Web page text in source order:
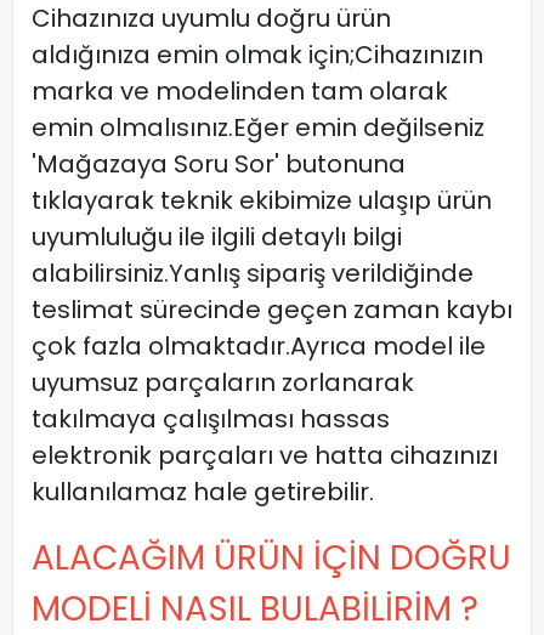
Cihazınıza uyumlu doğru ürün
aldığınıza emin olmak için;Cihazınızın
marka ve modelinden tam olarak
emin olmalısınız.Eğer emin değilseniz
'Mağazaya Soru Sor' butonuna
tıklayarak teknik ekibimize ulaşıp ürün
uyumluluğu ile ilgili detaylı bilgi
alabilirsiniz.Yanlış sipariş verildiğinde
teslimat sürecinde geçen zaman kaybı
çok fazla olmaktadır.Ayrıca model ile
uyumsuz parçaların zorlanarak
takılmaya çalışılması hassas
elektronik parçaları ve hatta cihazınızı
kullanılamaz hale getirebilir.
ALACAĞIM ÜRÜN İÇİN DOĞRU
MODELİ NASIL BULABİLİRİM ?